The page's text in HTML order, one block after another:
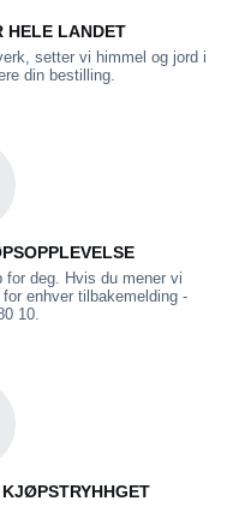
HELE LANDET
setter vi himmel og jord i
din bestilling.
deg. Hvis du mener vi
enhver tilbakemelding -
10.